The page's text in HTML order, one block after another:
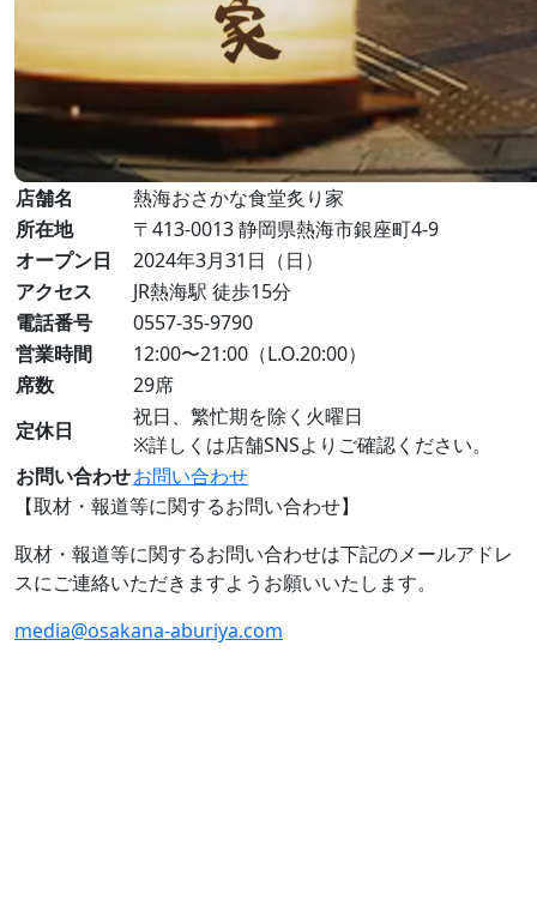
店舗名
熱海おさかな食堂炙り家
所在地
〒413-0013 静岡県熱海市銀座町4-9
オープン日
2024年3月31日（日）
アクセス
JR熱海駅 徒歩15分
電話番号
0557-35-9790
営業時間
12:00〜21:00（L.O.20:00）
席数
29席
定休日
祝日、繁忙期を除く火曜日
※詳しくは店舗SNSよりご確認ください。
お問い合わせお問い合わせ
【取材・報道等に関するお問い合わせ】
取材・報道等に関するお問い合わせは下記のメールアドレ
スにご連絡いただきますようお願いいたします。
media@osakana-aburiya.com